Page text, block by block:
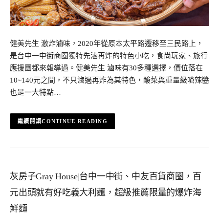
健美先生 激炸滷味，2020年從原本太平路遷移至三民路上，
是台中一中街商圈獨特先滷再炸的特色小吃，食尚玩家、旅行
應援團都來報導過。健美先生 滷味有30多種選擇，價位落在
10~140元之間，不只滷過再炸為其特色，酸菜與重量級嗆辣醬
也是一大特點…
CONTINUE READING
灰房子Gray House|台中一中街、中友百貨商圈，百
元出頭就有好吃義大利麵，超級推薦限量的爆炸海
鮮麵